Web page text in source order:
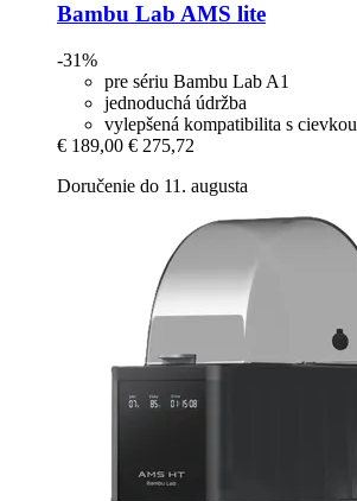
Bambu Lab AMS lite
-31%
pre sériu Bambu Lab A1
jednoduchá údržba
vylepšená kompatibilita s cievkou
€ 189,00 € 275,72
Doručenie do 11. augusta